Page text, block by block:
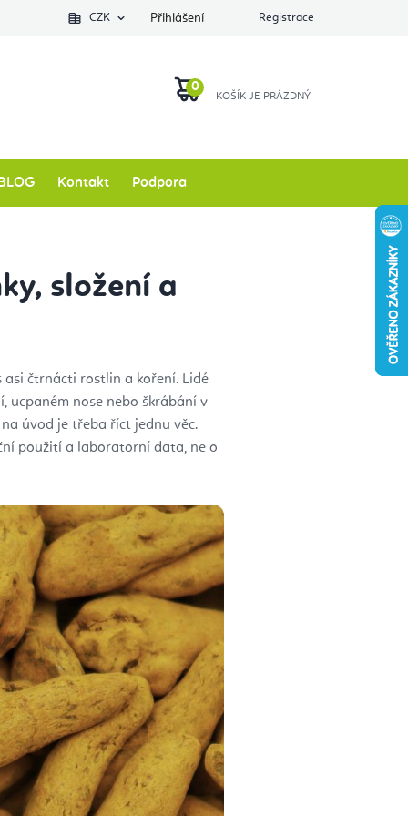
Zkontrolovat stav objednávky O nás
CZK Přihlášení Registrace
KOŠÍK
Kontakt Podpora
složení a
asi čtrnácti rostlin a koření. Lidé
ucpaném nose nebo škrábání v
úvod je třeba říct jednu věc.
použití a laboratorní data, ne o